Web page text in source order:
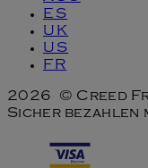
ES
UK
US
FR
2026 © Creed
Sicher bezahlen